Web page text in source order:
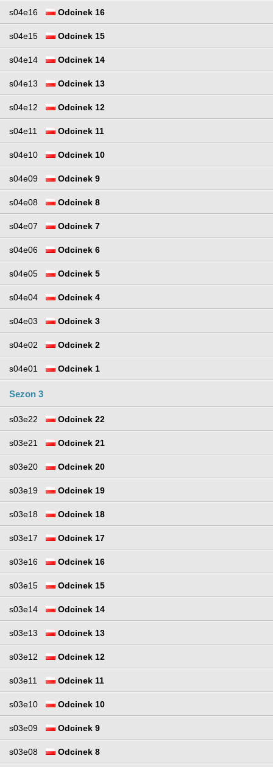
s04e16 Odcinek 16
s04e15 Odcinek 15
s04e14 Odcinek 14
s04e13 Odcinek 13
s04e12 Odcinek 12
s04e11 Odcinek 11
s04e10 Odcinek 10
s04e09 Odcinek 9
s04e08 Odcinek 8
s04e07 Odcinek 7
s04e06 Odcinek 6
s04e05 Odcinek 5
s04e04 Odcinek 4
s04e03 Odcinek 3
s04e02 Odcinek 2
s04e01 Odcinek 1
Sezon 3
s03e22 Odcinek 22
s03e21 Odcinek 21
s03e20 Odcinek 20
s03e19 Odcinek 19
s03e18 Odcinek 18
s03e17 Odcinek 17
s03e16 Odcinek 16
s03e15 Odcinek 15
s03e14 Odcinek 14
s03e13 Odcinek 13
s03e12 Odcinek 12
s03e11 Odcinek 11
s03e10 Odcinek 10
s03e09 Odcinek 9
s03e08 Odcinek 8